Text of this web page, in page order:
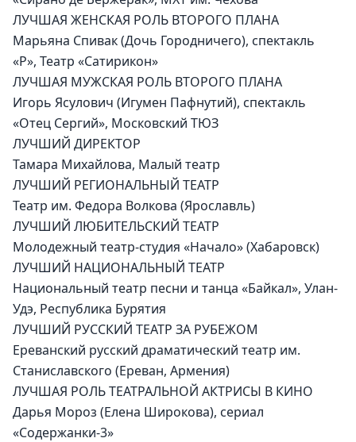
ЛУЧШАЯ ЖЕНСКАЯ РОЛЬ ВТОРОГО ПЛАНА
Марьяна Спивак (Дочь Городничего), спектакль
«Р», Театр «Сатирикон»
ЛУЧШАЯ МУЖСКАЯ РОЛЬ ВТОРОГО ПЛАНА
Игорь Ясулович (Игумен Пафнутий), спектакль
«Отец Сергий», Московский ТЮЗ
ЛУЧШИЙ ДИРЕКТОР
Тамара Михайлова, Малый театр
ЛУЧШИЙ РЕГИОНАЛЬНЫЙ ТЕАТР
Театр им. Федора Волкова (Ярославль)
ЛУЧШИЙ ЛЮБИТЕЛЬСКИЙ ТЕАТР
Молодежный театр-студия «Начало» (Хабаровск)
ЛУЧШИЙ НАЦИОНАЛЬНЫЙ ТЕАТР
Национальный театр песни и танца «Байкал», Улан-
Удэ, Республика Бурятия
ЛУЧШИЙ РУССКИЙ ТЕАТР ЗА РУБЕЖОМ
Ереванский русский драматический театр им.
Станиславского (Ереван, Армения)
ЛУЧШАЯ РОЛЬ ТЕАТРАЛЬНОЙ АКТРИСЫ В КИНО
Дарья Мороз (Елена Широкова), сериал
«Содержанки-3»